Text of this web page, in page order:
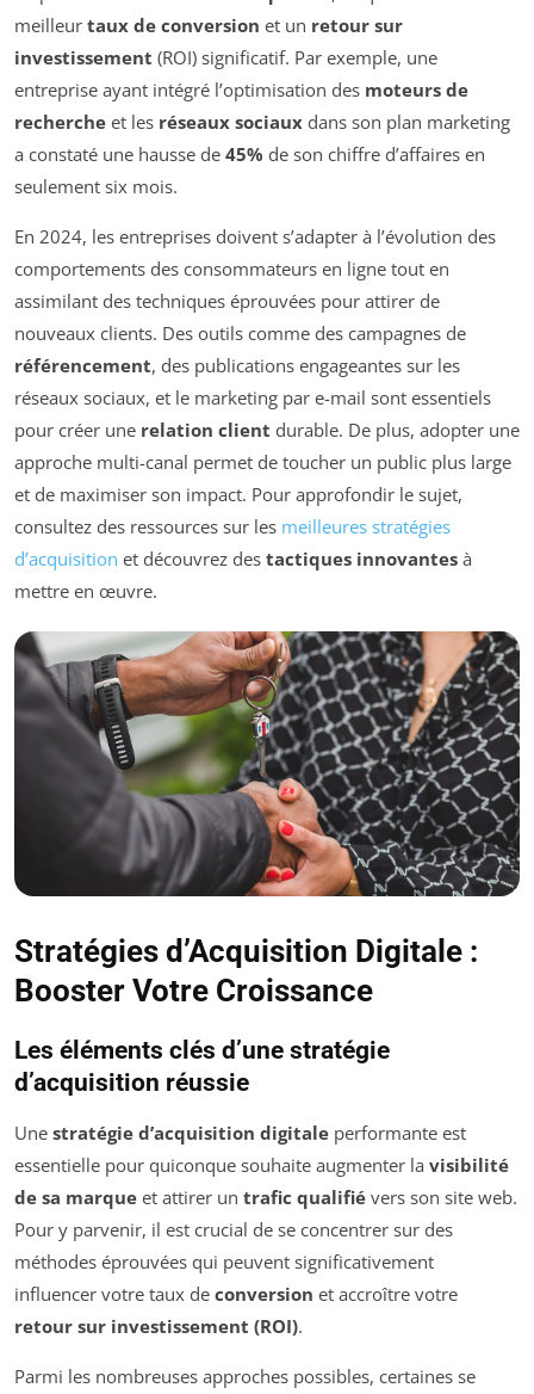
meilleur taux de conversion et un retour sur
investissement (ROI) significatif. Par exemple, une
entreprise ayant intégré l’optimisation des moteurs de
recherche et les réseaux sociaux dans son plan marketing
a constaté une hausse de 45% de son chiffre d’affaires en
seulement six mois.
En 2024, les entreprises doivent s’adapter à l’évolution des
comportements des consommateurs en ligne tout en
assimilant des techniques éprouvées pour attirer de
nouveaux clients. Des outils comme des campagnes de
référencement, des publications engageantes sur les
réseaux sociaux, et le marketing par e-mail sont essentiels
pour créer une relation client durable. De plus, adopter une
approche multi-canal permet de toucher un public plus large
et de maximiser son impact. Pour approfondir le sujet,
consultez des ressources sur les meilleures stratégies
d’acquisition et découvrez des tactiques innovantes à
mettre en œuvre.
Stratégies d’Acquisition Digitale :
Booster Votre Croissance
Les éléments clés d’une stratégie
d’acquisition réussie
Une stratégie d’acquisition digitale performante est
essentielle pour quiconque souhaite augmenter la visibilité
de sa marque et attirer un trafic qualifié vers son site web.
Pour y parvenir, il est crucial de se concentrer sur des
méthodes éprouvées qui peuvent significativement
influencer votre taux de conversion et accroître votre
retour sur investissement (ROI).
Parmi les nombreuses approches possibles, certaines se